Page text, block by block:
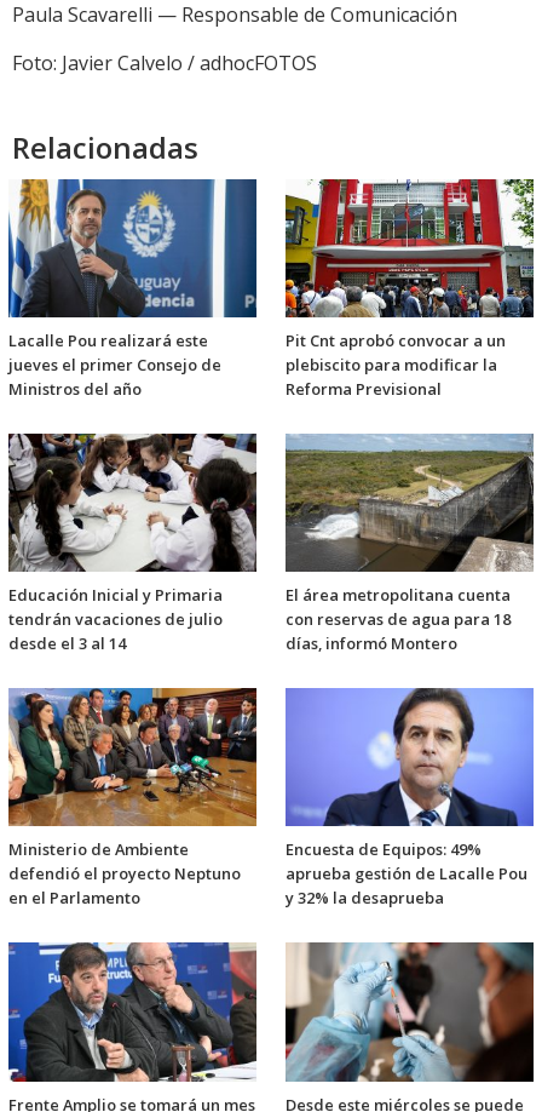
Paula Scavarelli — Responsable de Comunicación
Foto: Javier Calvelo / adhocFOTOS
Relacionadas
Lacalle Pou realizará este
jueves el primer Consejo de
Ministros del año
Pit Cnt aprobó convocar a un
plebiscito para modificar la
Reforma Previsional
Educación Inicial y Primaria
tendrán vacaciones de julio
desde el 3 al 14
El área metropolitana cuenta
con reservas de agua para 18
días, informó Montero
Ministerio de Ambiente
defendió el proyecto Neptuno
en el Parlamento
Encuesta de Equipos: 49%
aprueba gestión de Lacalle Pou
y 32% la desaprueba
Frente Amplio se tomará un mes Desde este miércoles se puede